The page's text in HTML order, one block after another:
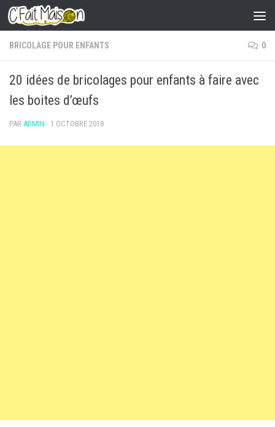
Skip to content
BRICOLAGE POUR ENFANTS 0
20 idées de bricolages pour enfants à faire avec
les boites d’œufs
PAR ADMIN · 1 OCTOBRE 2018